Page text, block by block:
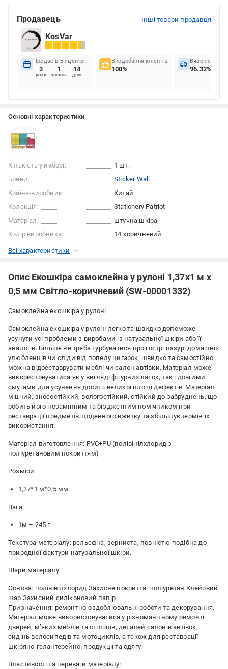
Продавець Інші товари продавця
KosVar
Продає в Епіцентрі
2
роки
1
місяць
14
днів
Вподобання клієнтів
100%
Вчасність
96.32%
Основні характеристики
Кількість у наборі:
1 шт.
Бренд:
Sticker Wall
Країна-виробник:
Китай
Колекція:
Stationery Patriot
Матеріал:
штучна шкіра
Колір виробника:
14 коричневий
Всі характеристики
Опис Екошкіра самоклейна у рулоні 1,37х1 м х
0,5 мм Світло-коричневий (SW-00001332)
Самоклейна екошкіра у рулоні
Самоклейна екошкіра у рулоні легко та швидко допоможе
усунути усі проблеми з виробами із натуральної шкіри або її
аналогів. Більше не треба турбуватися про гострі пазурі домашніх
улюбленців чи сліди від попелу цигарок, швидко та самостійно
можна відреставрувати меблі чи салон автівки. Матеріал може
використовуватися як у вигляді фігурних латок, так і довгими
смугами для усунення досить великої площі дефектів. Матеріал
міцний, зносостійкий, вологостійкий, стійкий до забруднень, що
робить його незамінним та бюджетним помічником при
реставрації предметів щоденного вжитку та збільшує термін їх
використання.
Матеріал виготовлення: PVC+PU (полівінілхлорид з
поліуретановим покриттям)
Розміри:
1,37*1 м*0,5 мм
Вага:
1м – 245 г
Текстура матеріалу: рельєфна, зерниста, повністю подібна до
природної фактури натуральної шкіри.
Шари матеріалу:
Основа: полівінілхлорид Захисне покриття: поліуретан Клейовий
шар Захисний силіконовий папір
Призначення: ремонтно-оздоблювальні роботи та декорування.
Матеріал може використовуватися у різноманітному ремонті
дверей, м’яких меблів та стільців, деталей салонів автівок,
сидінь велосипедів та мотоциклів, а також для реставрації
шкіряно-галантерейної продукції та одягу.
Властивості та переваги матеріалу: